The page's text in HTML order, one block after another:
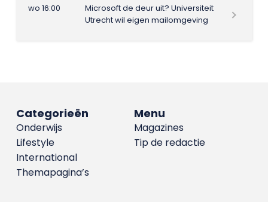
wo 16:00
Microsoft de deur uit? Universiteit
Utrecht wil eigen mailomgeving
Menu
Magazines
Tip de redactie
Categorieën
Onderwijs
Lifestyle
International
Themapagina’s